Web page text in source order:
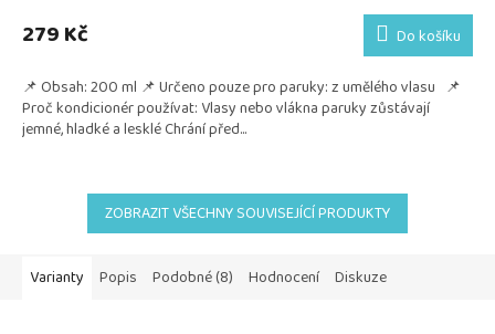
produktu
je
z
5
hvězdiček.
279 Kč Do košíku
📌 Obsah: 200 ml 📌 Určeno pouze pro paruky: z umělého vlasu 📌
Proč kondicionér používat: Vlasy nebo vlákna paruky zůstávají
jemné, hladké a lesklé Chrání před...
ZOBRAZIT VŠECHNY SOUVISEJÍCÍ PRODUKTY
Varianty Popis Podobné (8) Hodnocení Diskuze